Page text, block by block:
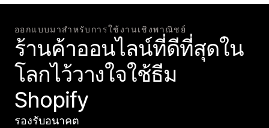
ออกแบบมาสำหรับการใช้งานเชิงพาณิชย์
ร้านค้าออนไลน์ที่ดีที่สุดใน
โลกไว้วางใจใช้ธีม
Shopify
รองรับอนาคต